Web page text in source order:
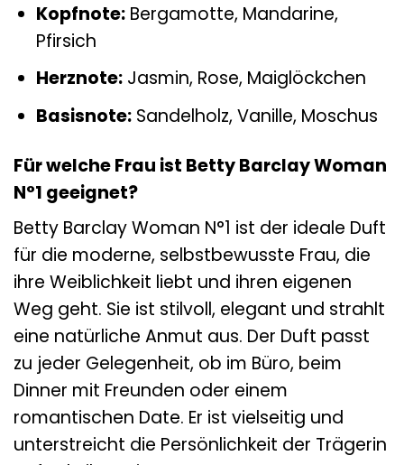
Kopfnote:Bergamotte, Mandarine,
Pfirsich
Herznote:Jasmin, Rose, Maiglöckchen
Basisnote:Sandelholz, Vanille, Moschus
Für welche Frau ist Betty Barclay Woman
N°1 geeignet?
Betty Barclay Woman N°1 ist der ideale Duft
für die moderne, selbstbewusste Frau, die
ihre Weiblichkeit liebt und ihren eigenen
Weg geht. Sie ist stilvoll, elegant und strahlt
eine natürliche Anmut aus. Der Duft passt
zu jeder Gelegenheit, ob im Büro, beim
Dinner mit Freunden oder einem
romantischen Date. Er ist vielseitig und
unterstreicht die Persönlichkeit der Trägerin